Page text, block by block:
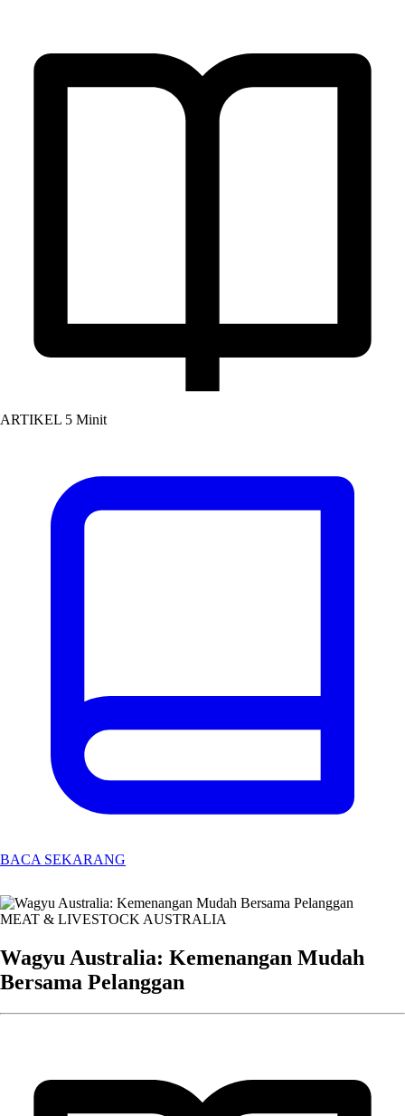
ARTIKEL 5 Minit
BACA SEKARANG
MEAT & LIVESTOCK AUSTRALIA
Wagyu Australia: Kemenangan Mudah
Bersama Pelanggan